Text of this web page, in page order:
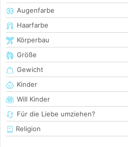
Augenfarbe
Haarfarbe
Körperbau
Größe
Gewicht
Kinder
Will Kinder
Für die Liebe umziehen?
Religion